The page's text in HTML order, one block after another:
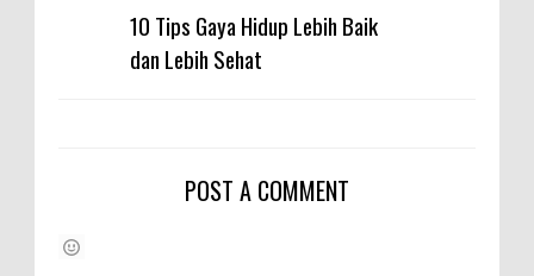
10 Tips Gaya Hidup Lebih Baik
dan Lebih Sehat
POST A COMMENT